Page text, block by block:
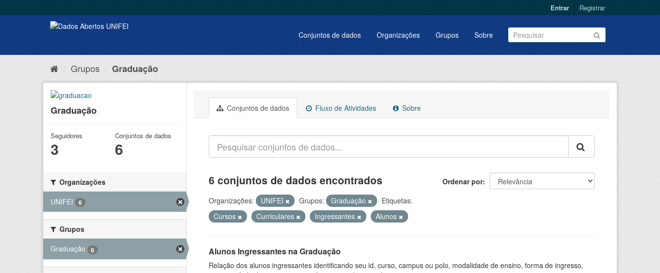
Entrar Registrar
Conjuntos de dados Organizações Grupos Sobre
Grupos Graduação
Graduação
Seguidores
3
Conjuntos de dados
6
Organizações
UNIFEI
6
Grupos
Graduação
6
Conjuntos de dados Fluxo de Atividades Sobre
Ordenar por
6 conjuntos de dados encontrados
Organizações: UNIFEI Grupos: Graduação
Etiquetas:
Cursos
Curriculares Ingressantes Alunos
Alunos Ingressantes na Graduação
Relação dos alunos ingressantes identificando seu id, curso, campus ou polo, modalidade de ensino, forma de ingresso,